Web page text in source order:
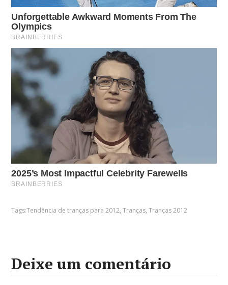
Tags:Tendência de tranças para 2012,Tranças,Tranças 2012
Deixe um comentário